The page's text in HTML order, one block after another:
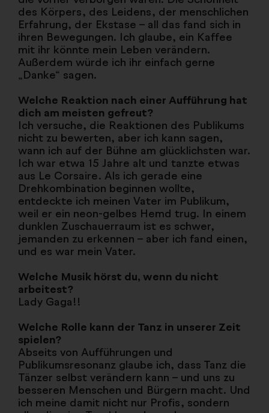
des Körpers, des Leidens, der menschlichen
Erfahrung, der Ekstase – all das fand sich in
ihren Bewegungen. Ich glaube, ein Kaffee
mit ihr könnte mein Leben verändern.
Außerdem würde ich ihr einfach gerne
„Danke“ sagen.
Welche Reaktion nach einer Aufführung hat
dich am meisten gefreut?
Ich versuche, die Reaktionen des Publikums
nicht zu bewerten, aber ich kann sagen,
wann ich auf der Bühne am glücklichsten war.
Ich war etwa 15 Jahre alt und tanzte etwas
aus Le Corsaire. Als ich gerade eine
Drehkombination beginnen wollte,
entdeckte ich meinen Vater im Publikum,
weil er ein neon-gelbes Hemd trug. In einem
dunklen Zuschauerraum ist es schwer,
jemanden zu erkennen – aber ich fand einen,
und es war mein Vater.
Welche Musik hörst du, wenn du nicht
arbeitest?
Lady Gaga!!
Welche Rolle kann der Tanz in unserer Zeit
spielen?
Abseits von Aufführungen und
Publikumsresonanz glaube ich, dass Tanz die
Tänzer selbst verändern kann – und uns zu
besseren Menschen und Bürgern macht. Und
ich meine damit nicht nur Profis, sondern